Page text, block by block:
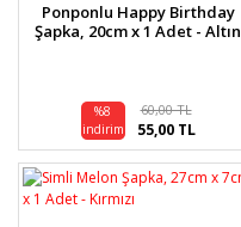
Ponponlu Happy Birthday
Şapka, 20cm x 1 Adet - Altın
%8
indirim
60,00 TL
55,00 TL